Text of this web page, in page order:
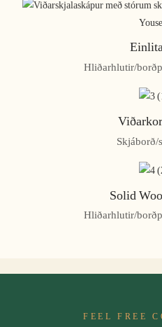
Hliðarhlutir/
Skjáborð/
Solid
Hliðarhlutir/
FEEL FREE